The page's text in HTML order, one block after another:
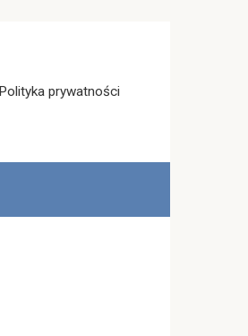
Polityka prywatności